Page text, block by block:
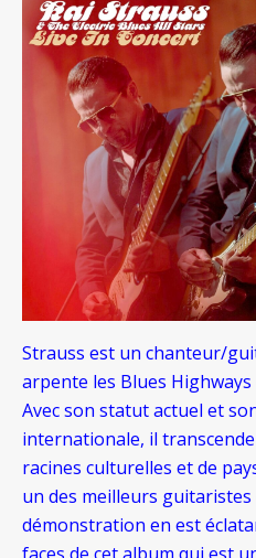
Strauss est un chanteur/
arpente les Blues
Avec son statut actuel et
internationale, il
racines culturelles et de
un des meilleurs guitaristes
démonstration en est
faces de cet album qui est